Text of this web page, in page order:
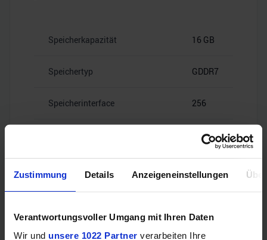
Zustimmung Details Anzeigeneinstellungen
Verantwortungsvoller Umgang mit Ihren Daten
Wir und unsere 1022 Partner verarbeiten Ihre
Speicherkapazität 16 GB
Speichertyp GDDR7
Speicherinterface 256
Gbps
Videoanschlüsse